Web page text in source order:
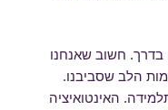
בדרך. חשוב שאנחנו
הלב שסביבנו.
האינטואיציה